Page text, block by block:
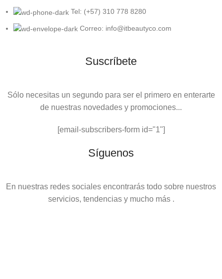
Tel: (+57) 310 778 8280
Correo: info@itbeautyco.com
Suscríbete
Sólo necesitas un segundo para ser el primero en enterarte
de nuestras novedades y promociones...
[email-subscribers-form id="1"]
Síguenos
En nuestras redes sociales encontrarás todo sobre nuestros
servicios, tendencias y mucho más .